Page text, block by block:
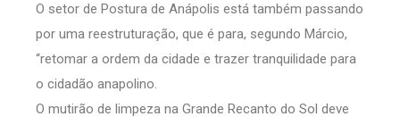
O setor de Postura de Anápolis está também passando
por uma reestruturação, que é para, segundo Márcio,
“retomar a ordem da cidade e trazer tranquilidade para
o cidadão anapolino.
O mutirão de limpeza na Grande Recanto do Sol deve